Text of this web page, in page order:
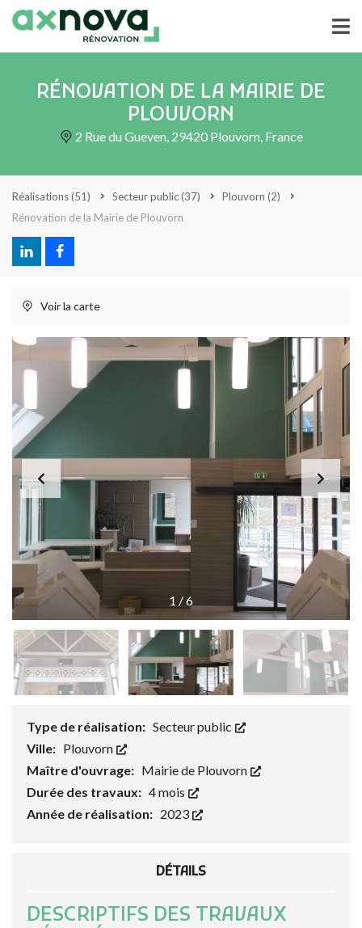
RÉNOVATION DE LA MAIRIE DE
PLOUVORN
2 Rue du Gueven, 29420 Plouvorn, France
Réalisations(51) Secteur public(37) Plouvorn (2)
Rénovation de la Mairie de Plouvorn
Voir la carte
1 /6
Type de réalisation: Secteur public
Ville: Plouvorn
Maître d'ouvrage: Mairie de Plouvorn
Durée des travaux: 4 mois
Année de réalisation: 2023
DÉTAILS
DESCRIPTIFS DES TRAVAUX